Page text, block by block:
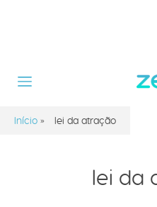
Início » lei da atração
lei da